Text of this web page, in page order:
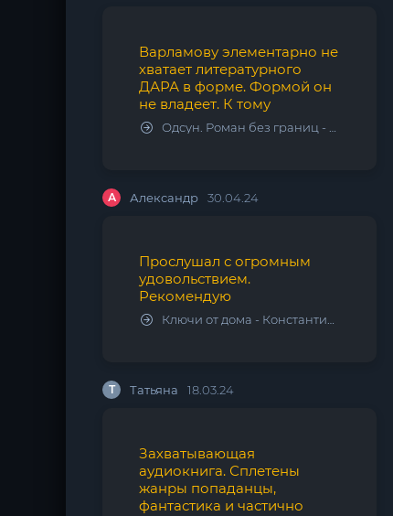
Варламову элементарно не
хватает литературного
ДАРА в форме. Формой он
не владеет. К тому
Одсун. Роман без границ - Алексей Варламов
А Александр 30.04.24
Прослушал с огромным
удовольствием.
Рекомендую
Ключи от дома - Константин Калбазов
Т Татьяна 18.03.24
Захватывающая
аудиокнига. Сплетены
жанры попаданцы,
фантастика и частично